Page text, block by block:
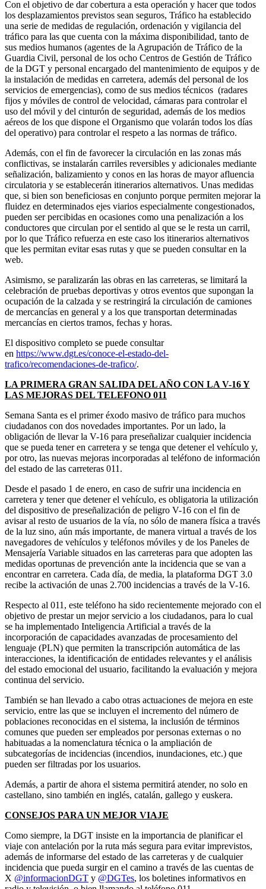
Con el objetivo de dar cobertura a esta operación y hacer que todos
los desplazamientos previstos sean seguros, Tráfico ha establecido
una serie de medidas de regulación, ordenación y vigilancia del
tráfico para las que cuenta con la máxima disponibilidad, tanto de
sus medios humanos (agentes de la Agrupación de Tráfico de la
Guardia Civil, personal de los ocho Centros de Gestión de Tráfico
de la DGT y personal encargado del mantenimiento de equipos y de
la instalación de medidas en carretera, además del personal de los
servicios de emergencias), como de sus medios técnicos (radares
fijos y móviles de control de velocidad, cámaras para controlar el
uso del móvil y del cinturón de seguridad, además de los medios
aéreos de los que dispone el Organismo que volarán todos los días
del operativo) para controlar el respeto a las normas de tráfico.
Además, con el fin de favorecer la circulación en las zonas más
conflictivas, se instalarán carriles reversibles y adicionales mediante
señalización, balizamiento y conos en las horas de mayor afluencia
circulatoria y se establecerán itinerarios alternativos. Unas medidas
que, si bien son beneficiosas en conjunto porque permiten mejorar la
fluidez en determinados ejes viarios especialmente congestionados,
pueden ser percibidas en ocasiones como una penalización a los
conductores que circulan por el sentido al que se le resta un carril,
por lo que Tráfico refuerza en este caso los itinerarios alternativos
que les permitan evitar esas rutas y que se pueden consultar en la
web.
Asimismo, se paralizarán las obras en las carreteras, se limitará la
celebración de pruebas deportivas y otros eventos que supongan la
ocupación de la calzada y se restringirá la circulación de camiones
de mercancías en general y a los que transportan determinadas
mercancías en ciertos tramos, fechas y horas.
El dispositivo completo se puede consultar
en https://www.dgt.es/conoce-el-estado-del-
trafico/recomendaciones-de-trafico/.
LA PRIMERA GRAN SALIDA DEL AÑO CON LA V-16 Y
LAS MEJORAS DEL TELEFONO 011
Semana Santa es el primer éxodo masivo de tráfico para muchos
ciudadanos con dos novedades importantes. Por un lado, la
obligación de llevar la V-16 para preseñalizar cualquier incidencia
que se pueda tener en carretera y se tenga que detener el vehículo y,
por otro, las nuevas mejoras incorporadas al teléfono de información
del estado de las carreteras 011.
Desde el pasado 1 de enero, en caso de sufrir una incidencia en
carretera y tener que detener el vehículo, es obligatoria la utilización
del dispositivo de preseñalización de peligro V-16 con el fin de
avisar al resto de usuarios de la vía, no sólo de manera física a través
de la luz sino, aún más importante, de manera virtual a través de los
navegadores de vehículos y teléfonos móviles y de los Paneles de
Mensajería Variable situados en las carreteras para que adopten las
medidas oportunas de prevención ante la incidencia que se van a
encontrar en carretera. Cada día, de media, la plataforma DGT 3.0
recibe la activación de unas 2.700 incidencias a través de la V-16.
Respecto al 011, este teléfono ha sido recientemente mejorado con el
objetivo de prestar un mejor servicio a los ciudadanos, para lo cual
se ha implementado Inteligencia Artificial a través de la
incorporación de capacidades avanzadas de procesamiento del
lenguaje (PLN) que permiten la transcripción automática de las
interacciones, la identificación de entidades relevantes y el análisis
del estado emocional del usuario, facilitando la evaluación y mejora
continua del servicio.
También se han llevado a cabo otras actuaciones de mejora en este
servicio, entre las que se incluyen el incremento del número de
poblaciones reconocidas en el sistema, la inclusión de términos
comunes que pueden ser empleados por personas externas o no
habituadas a la nomenclatura técnica o la ampliación de
subcategorías de incidencias (incendios, inundaciones, etc.) que
pueden ser filtradas por los usuarios.
Además, a partir de ahora el sistema permitirá atender, no solo en
castellano, sino también en inglés, catalán, gallego y euskera.
CONSEJOS PARA UN MEJOR VIAJE
Como siempre, la DGT insiste en la importancia de planificar el
viaje con antelación por la ruta más segura para evitar imprevistos,
además de informarse del estado de las carreteras y de cualquier
incidencia que pueda surgir en el camino a través de las cuentas de
X @informacionDGT y @DGTes, los boletines informativos en